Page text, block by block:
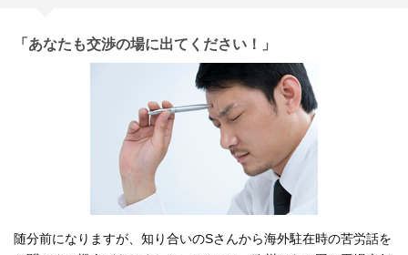
「あなたも交渉の場に出てください！」
随分前になりますが、知り合いのSさんから海外駐在時の苦労話を